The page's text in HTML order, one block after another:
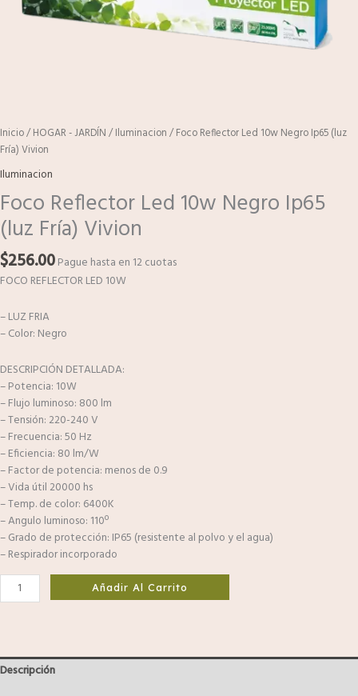
Inicio/HOGAR - JARDÍN /Iluminacion / Foco Reflector Led 10w Negro Ip65 (luz
Fría) Vivion
Iluminacion
Foco Reflector Led 10w Negro Ip65
(luz Fría) Vivion
$256.00Pague hasta en 12 cuotas
FOCO REFLECTOR LED 10W
– LUZ FRIA
– Color: Negro
DESCRIPCIÓN DETALLADA:
– Potencia: 10W
– Flujo luminoso: 800 lm
– Tensión: 220-240 V
– Frecuencia: 50 Hz
– Eficiencia: 80 lm/W
– Factor de potencia: menos de 0.9
– Vida útil 20000 hs
– Temp. de color: 6400K
– Angulo luminoso: 110º
– Grado de protección: IP65 (resistente al polvo y el agua)
– Respirador incorporado
Añadir Al Carrito
Descripción